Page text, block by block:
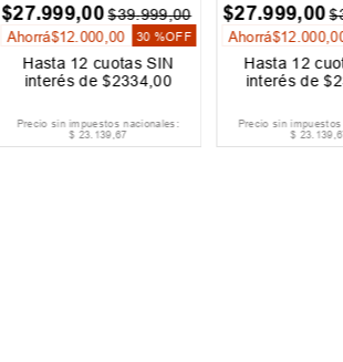
$27.999,00 $39.999,00
Ahorrá$12. 000, 00 30 %OFF
Hasta 12cuotas SIN
interés de $2334, 00
Precio sin impuestos nacionales:
$ 23.139,67
$27.999,00 $
Ahorrá$12. 000,00
Hasta 12
interés de $
Precio sin impuestos
$ 23.139,